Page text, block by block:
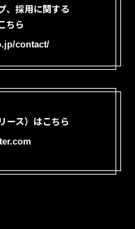
、採用に関する
ちら
contact/
ース）はこちら